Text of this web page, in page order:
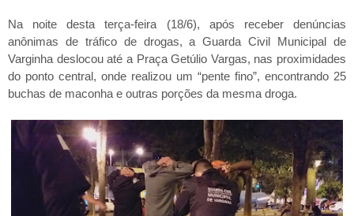
Na noite desta terça-feira (18/6), após receber denúncias
anônimas de tráfico de drogas, a Guarda Civil Municipal de
Varginha deslocou até a Praça Getúlio Vargas, nas proximidades
do ponto central, onde realizou um “pente fino”, encontrando 25
buchas de maconha e outras porções da mesma droga.